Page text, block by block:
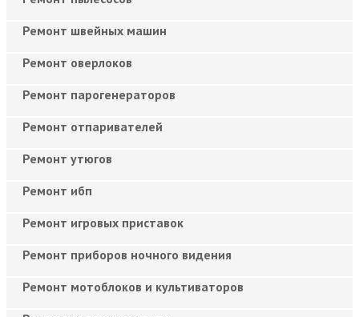
Ремонт швейных машин
Ремонт оверлоков
Ремонт парогенераторов
Ремонт отпаривателей
Ремонт утюгов
Ремонт ибп
Ремонт игровых приставок
Ремонт приборов ночного видения
Ремонт мотоблоков и культиваторов